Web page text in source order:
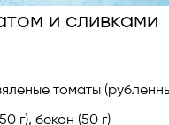
и сливками
томаты
г), бекон (50 г)